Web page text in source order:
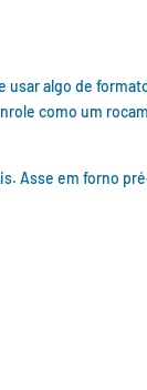
usar algo de
como um
Asse em forno